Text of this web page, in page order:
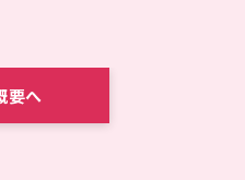
要へ